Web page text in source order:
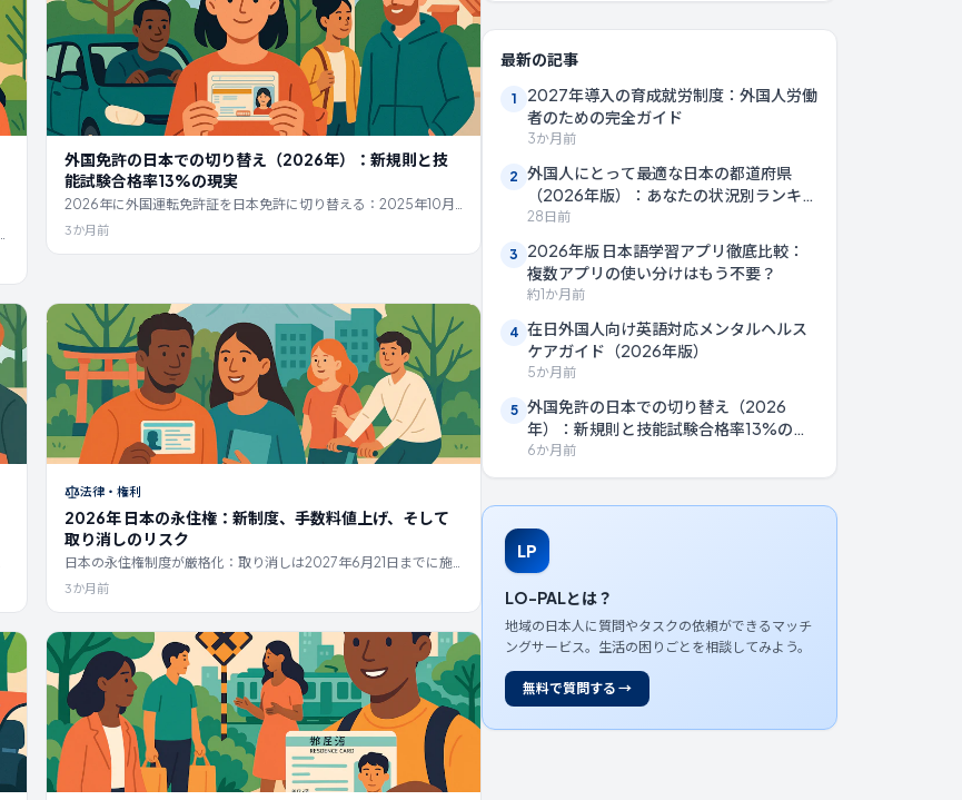
外国免許の日本での切り替え（2026年）：新規則と技
能試験合格率13%の現実
2026年に外国運転免許証を日本免許に切り替える：2025年10月
の改正、50問の試験（90%合格）、JAF翻訳、3ヶ月ルール、都
道府県別予約について。
3か月前
法律・権利
2026年 日本の永住権：新制度、手数料値上げ、そして
取り消しのリスク
日本の永住権制度が厳格化：取り消しは2027年6月21日までに施
行、手数料上限は30万円（実際は10万〜20万円予想）、5年間の
在留資格が必須。3つのルート、処理期間、今すべきこと。
3か月前
最新の記事
1
2027年導入の育成就労制度：外国人労働
者のための完全ガイド
3か月前
2 外国人にとって最適な日本の都道府県
（2026年版）：あなたの状況別ランキン
グ
28日前
3
2026年版 日本語学習アプリ徹底比較：
複数アプリの使い分けはもう不要？
約1か月前
4 在日外国人向け英語対応メンタルヘルス
ケアガイド（2026年版）
5か月前
5 外国免許の日本での切り替え（2026
年）：新規則と技能試験合格率13%の現
実
6か月前
LP
LO-PALとは？
地域の日本人に質問やタスクの依頼ができるマッチ
ングサービス。生活の困りごとを相談してみよう。
無料で質問する →